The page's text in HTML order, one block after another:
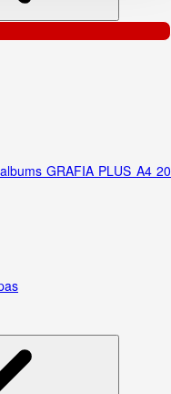
GRAFIA PLUS A4 20